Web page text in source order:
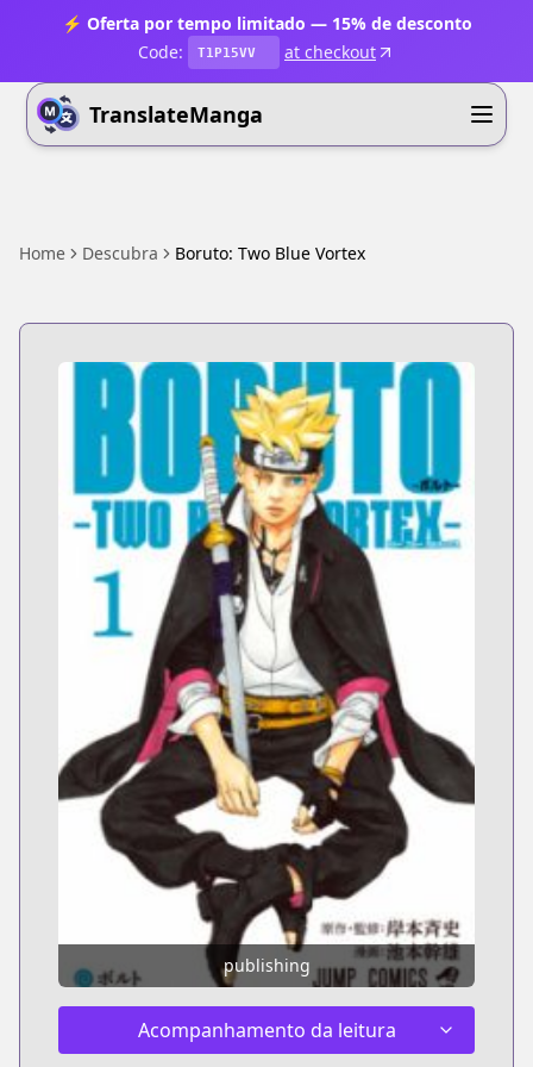
⚡ Oferta por tempo limitado — 15% de desconto
Code:
T1P15VV at checkout
TranslateManga
Home Descubra Boruto: Two Blue Vortex
publishing
Acompanhamento da leitura